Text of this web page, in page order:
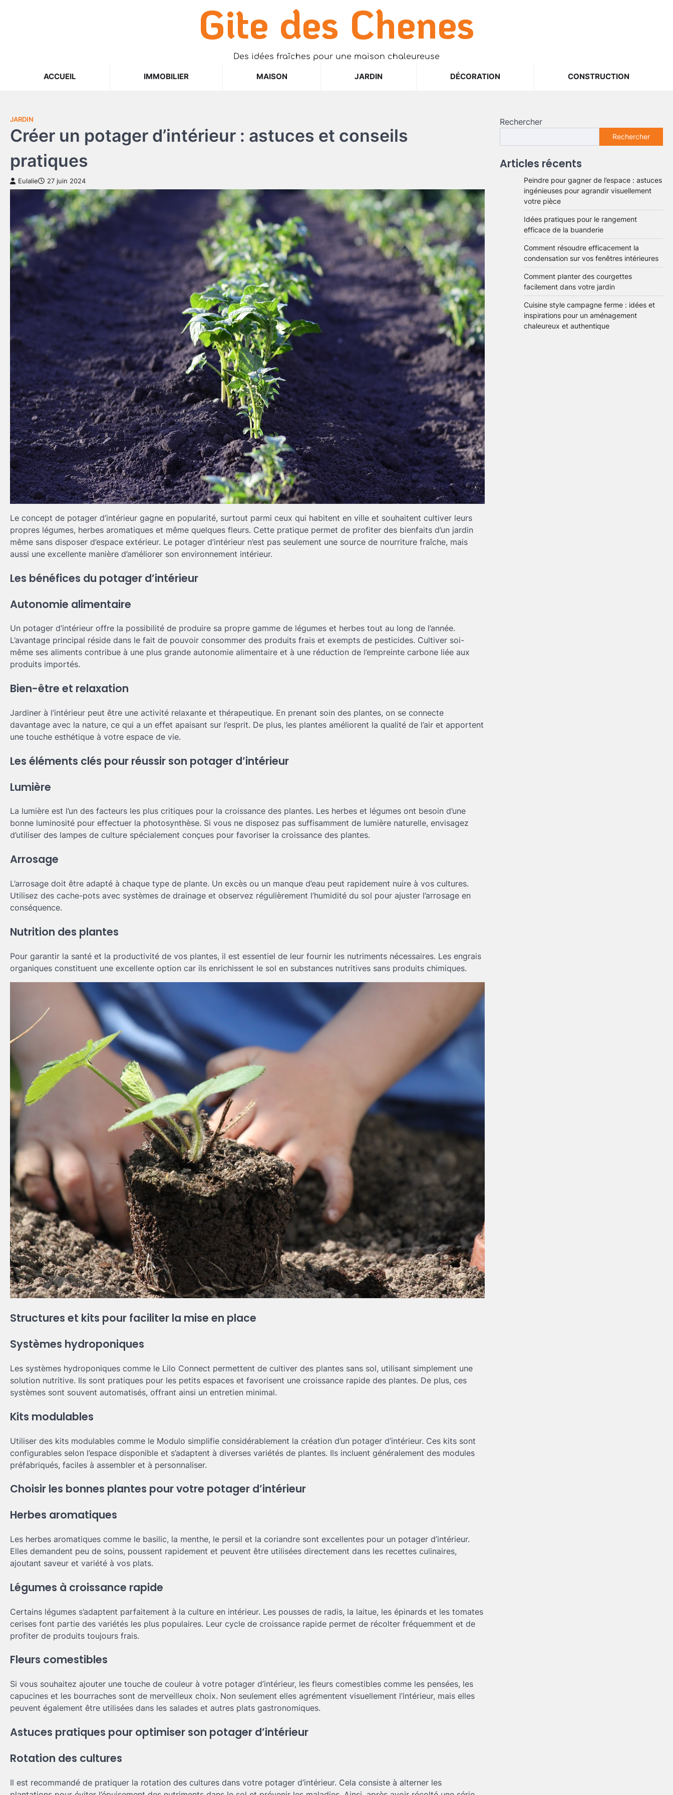
Gite des Chenes
Des idées fraîches pour une maison chaleureuse
ACCUEIL IMMOBILIER MAISON JARDIN DÉCORATION CONSTRUCTION
JARDIN
Créer un potager d’intérieur : astuces et conseils
pratiques
Eulalie 27 juin 2024
Le concept de potager d’intérieur gagne en popularité, surtout parmi ceux qui habitent en ville et souhaitent cultiver leurs
propres légumes, herbes aromatiques et même quelques fleurs. Cette pratique permet de profiter des bienfaits d’un jardin
même sans disposer d’espace extérieur. Le potager d’intérieur n’est pas seulement une source de nourriture fraîche, mais
aussi une excellente manière d’améliorer son environnement intérieur.
Les bénéfices du potager d’intérieur
Autonomie alimentaire
Un potager d’intérieur offre la possibilité de produire sa propre gamme de légumes et herbes tout au long de l’année.
L’avantage principal réside dans le fait de pouvoir consommer des produits frais et exempts de pesticides. Cultiver soi-
même ses aliments contribue à une plus grande autonomie alimentaire et à une réduction de l’empreinte carbone liée aux
produits importés.
Bien-être et relaxation
Jardiner à l’intérieur peut être une activité relaxante et thérapeutique. En prenant soin des plantes, on se connecte
davantage avec la nature, ce qui a un effet apaisant sur l’esprit. De plus, les plantes améliorent la qualité de l’air et apportent
une touche esthétique à votre espace de vie.
Les éléments clés pour réussir son potager d’intérieur
Lumière
La lumière est l’un des facteurs les plus critiques pour la croissance des plantes. Les herbes et légumes ont besoin d’une
bonne luminosité pour effectuer la photosynthèse. Si vous ne disposez pas suffisamment de lumière naturelle, envisagez
d’utiliser des lampes de culture spécialement conçues pour favoriser la croissance des plantes.
Arrosage
L’arrosage doit être adapté à chaque type de plante. Un excès ou un manque d’eau peut rapidement nuire à vos cultures.
Utilisez des cache-pots avec systèmes de drainage et observez régulièrement l’humidité du sol pour ajuster l’arrosage en
conséquence.
Nutrition des plantes
Pour garantir la santé et la productivité de vos plantes, il est essentiel de leur fournir les nutriments nécessaires. Les engrais
organiques constituent une excellente option car ils enrichissent le sol en substances nutritives sans produits chimiques.
Structures et kits pour faciliter la mise en place
Systèmes hydroponiques
Les systèmes hydroponiques comme le Lilo Connect permettent de cultiver des plantes sans sol, utilisant simplement une
solution nutritive. Ils sont pratiques pour les petits espaces et favorisent une croissance rapide des plantes. De plus, ces
systèmes sont souvent automatisés, offrant ainsi un entretien minimal.
Kits modulables
Utiliser des kits modulables comme le Modulo simplifie considérablement la création d’un potager d’intérieur. Ces kits sont
configurables selon l’espace disponible et s’adaptent à diverses variétés de plantes. Ils incluent généralement des modules
préfabriqués, faciles à assembler et à personnaliser.
Choisir les bonnes plantes pour votre potager d’intérieur
Herbes aromatiques
Les herbes aromatiques comme le basilic, la menthe, le persil et la coriandre sont excellentes pour un potager d’intérieur.
Elles demandent peu de soins, poussent rapidement et peuvent être utilisées directement dans les recettes culinaires,
ajoutant saveur et variété à vos plats.
Légumes à croissance rapide
Certains légumes s’adaptent parfaitement à la culture en intérieur. Les pousses de radis, la laitue, les épinards et les tomates
cerises font partie des variétés les plus populaires. Leur cycle de croissance rapide permet de récolter fréquemment et de
profiter de produits toujours frais.
Fleurs comestibles
Si vous souhaitez ajouter une touche de couleur à votre potager d’intérieur, les fleurs comestibles comme les pensées, les
capucines et les bourraches sont de merveilleux choix. Non seulement elles agrémentent visuellement l’intérieur, mais elles
peuvent également être utilisées dans les salades et autres plats gastronomiques.
Astuces pratiques pour optimiser son potager d’intérieur
Rotation des cultures
Il est recommandé de pratiquer la rotation des cultures dans votre potager d’intérieur. Cela consiste à alterner les
Rechercher
Rechercher
Articles récents
Peindre pour gagner de l’espace : astuces
ingénieuses pour agrandir visuellement
votre pièce
Idées pratiques pour le rangement
efficace de la buanderie
Comment résoudre efficacement la
condensation sur vos fenêtres intérieures
Comment planter des courgettes
facilement dans votre jardin
Cuisine style campagne ferme : idées et
inspirations pour un aménagement
chaleureux et authentique